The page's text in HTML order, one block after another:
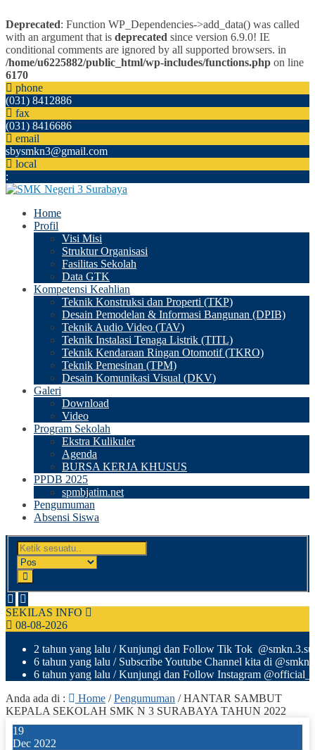
Deprecated: Function WP_Dependencies->add_data() was called
with an argument that is deprecated since version 6.9.0! IE
conditional comments are ignored by all supported browsers. in
/home/u6225882/public_html/wp-includes/functions.php on line
6170
phone
(031) 8412886
fax
(031) 8416686
email
sbysmkn3@gmail.com
local
:
Home
Profil
Visi Misi
Struktur Organisasi
Fasilitas Sekolah
Data GTK
Kompetensi Keahlian
Teknik Konstruksi dan Properti (TKP)
Desain Pemodelan & Informasi Bangunan (DPIB)
Teknik Audio Video (TAV)
Teknik Instalasi Tenaga Listrik (TITL)
Teknik Kendaraan Ringan Otomotif (TKRO)
Teknik Pemesinan (TPM)
Desain Komunikasi Visual (DKV)
Galeri
Download
Video
Program Sekolah
Ekstra Kulikuler
Agenda
BURSA KERJA KHUSUS
PPDB 2025
spmbjatim.net
Pengumuman
Absensi Siswa
SEKILAS INFO
08-08-2026
2 tahun yang lalu / Kunjungi dan Follow Tik Tok
6 tahun yang lalu / Subscribe Youtube Channel kita di
6 tahun yang lalu / Kunjungi dan Follow Instagram
Anda ada di :
Home /Pengumuman /HANTAR SAMBUT
KEPALA SEKOLAH SMK N 3 SURABAYA TAHUN 2022
19
Dec 2022